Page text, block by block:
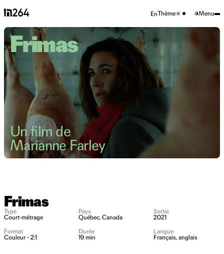
EnThème Menu
Frimas
Un film de
Marianne Farley
Frimas
Type
Court-métrage
Pays
Québec, Canada
Sortie
2021
Format
Couleur - 2:1
Durée
19 min
Langue
Français, anglais